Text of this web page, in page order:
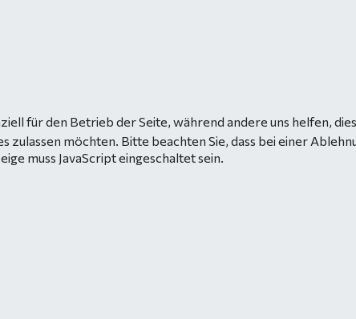
muss JavaScript eingeschaltet sein.
für den Betrieb der Seite, während andere uns helfen,
zulassen möchten. Bitte beachten Sie, dass bei einer